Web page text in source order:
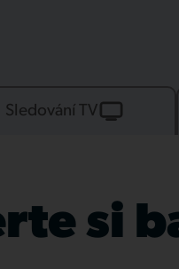
Sledování TV
si